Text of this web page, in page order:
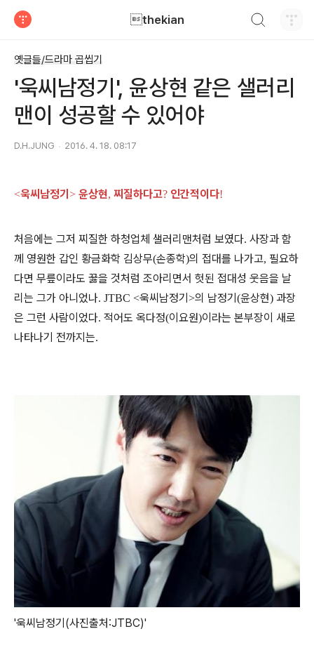
thekian
옛글들/드라마 곱씹기
'욱씨남정기', 윤상현 같은 샐러리
맨이 성공할 수 있어야
D.H.JUNG 2016. 4. 18. 08:17
<욱씨남정기 > 윤상현, 찌질하다고? 인간적이다!
처음에는 그저 찌질한 하청업체 샐러리맨처럼 보였다. 사장과 함
께 영원한 갑인 황금화학 김상무(손종학)의 접대를 나가고, 필요하
다면 무릎이라도 꿇을 것처럼 조아리면서 헛된 접대성 웃음을 날
리는 그가 아니었나. JTBC <욱씨남정기 >의 남정기 (윤상현) 과장
은 그런 사람이었다. 적어도 옥다정(이요원)이라는 본부장이 새로
나타나기 전까지는.
'욱씨남정기(사진출처:JTBC)'